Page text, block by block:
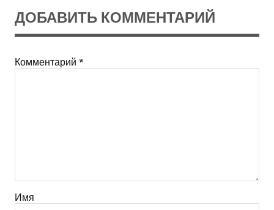
ДОБАВИТЬ КОММЕНТАРИЙ
Комментарий *
Имя